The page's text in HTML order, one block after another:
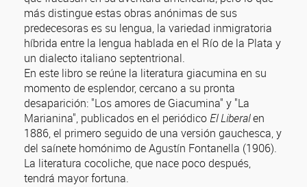
más distingue estas obras anónimas de sus
predecesoras es su lengua, la variedad inmigratoria
híbrida entre la lengua hablada en el Río de la Plata y
un dialecto italiano septentrional.
En este libro se reúne la literatura giacumina en su
momento de esplendor, cercano a su pronta
desaparición: "Los amores de Giacumina" y "La
Marianina", publicados en el periódicoEl Liberalen
1886, el primero seguido de una versión gauchesca, y
del saínete homónimo de Agustín Fontanella (1906).
La literatura cocoliche, que nace poco después,
tendrá mayor fortuna.